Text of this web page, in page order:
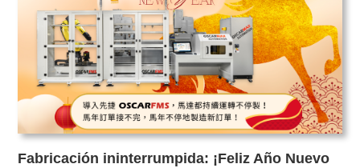
Fabricación ininterrumpida: ¡Feliz Año Nuevo